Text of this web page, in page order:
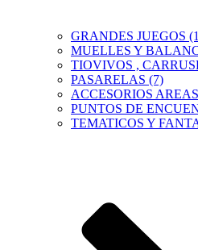
GRANDES JUEGOS
MUELLES Y
TIOVIVOS ,
PASARELAS (7)
ACCESORIOS
PUNTOS DE
TEMATICOS Y